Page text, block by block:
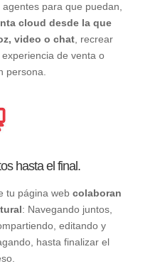
para que puedan,
cloud desde la que
video o chat, recrear
de venta o
persona.
hasta el final.
tu página webcolaboran
: Navegando juntos,
editando y
hasta finalizar el